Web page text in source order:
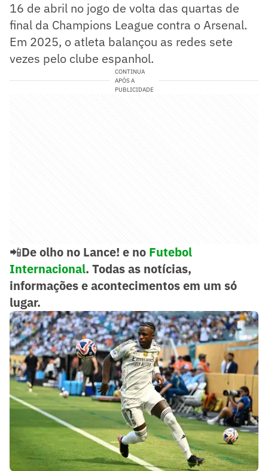
16 de abril no jogo de volta das quartas de
final da Champions League contra o Arsenal.
Em 2025, o atleta balançou as redes sete
vezes pelo clube espanhol.
CONTINUA
APÓS A
PUBLICIDADE
📲De olho no Lance! e no Futebol
Internacional. Todas as notícias,
informações e acontecimentos em um só
lugar.